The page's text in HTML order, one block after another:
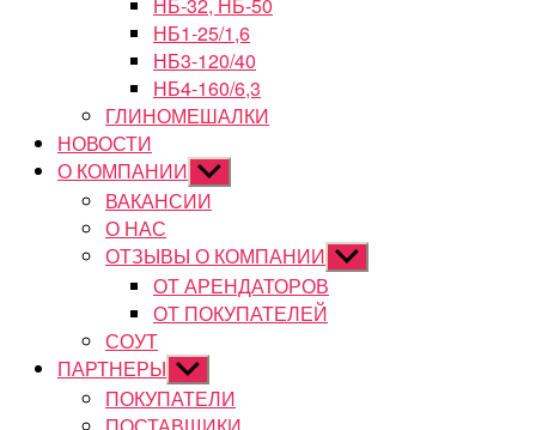
НБ1-25/1,6
НБ3-120/40
НБ4-160/6,3
ГЛИНОМЕШАЛКИ
НОВОСТИ
О КОМПАНИИ Показывать
подменю
ВАКАНСИИ
О НАС
ОТЗЫВЫ О КОМПАНИИ Показывать
подменю
ОТ АРЕНДАТОРОВ
ОТ ПОКУПАТЕЛЕЙ
СОУТ
ПАРТНЕРЫ Показывать
подменю
ПОКУПАТЕЛИ